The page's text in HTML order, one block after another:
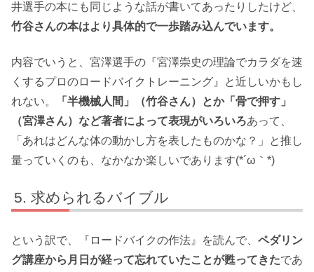
井選手の本にも同じような話が書いてあったりしたけど、
竹谷さんの本はより具体的で一歩踏み込んでいます。
内容でいうと、宮澤選手の『宮澤崇史の理論でカラダを速
くするプロのロードバイクトレーニング』と近しいかもし
れない。
「半機械人間」（竹谷さん）とか「骨で押す」
（宮澤さん）など著者によって表現がいろいろあって、
「あれはどんな体の動かし方を表したものかな？」と推し
量っていくのも、なかなか楽しいであります(*´ω｀*)
求められるバイブル
という訳で、『ロードバイクの作法』を読んで、 ペダリン
グ講座から月日が経って忘れていたことが甦ってきたであ